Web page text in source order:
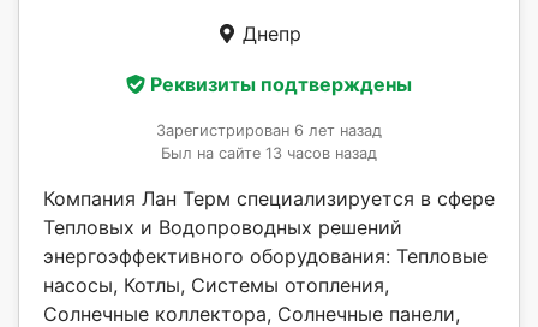
Днепр
Реквизиты подтверждены
Зарегистрирован 6 лет назад
Был на сайте 13 часов назад
Компания Лан Терм специализируется в сфере
Тепловых и Водопроводных решений
энергоэффективного оборудования: Тепловые
насосы, Котлы, Системы отопления,
Солнечные коллектора, Солнечные панели,